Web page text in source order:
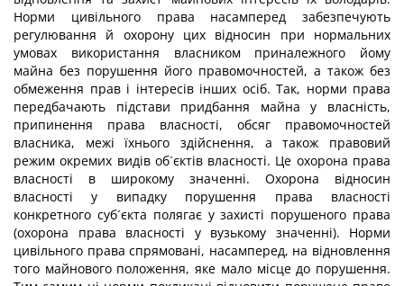
Норми цивільного права насамперед забезпечують
регулювання й охорону цих відносин при нормальних
умовах використання власником приналежного йому
майна без порушення його правомочностей, а також без
обмеження прав і інтересів інших осіб. Так, норми права
передбачають підстави придбання майна у власність,
припинення права власності, обсяг правомочностей
власника, межі їхнього здійснення, а також правовий
режим окремих видів об´єктів власності. Це охорона права
власності в широкому значенні. Охорона відносин
власності у випадку порушення права власності
конкретного суб´єкта полягає у захисті порушеного права
(охорона права власності у вузькому значенні). Норми
цивільного права спрямовані, насамперед, на відновлення
того майнового положення, яке мало місце до порушення.